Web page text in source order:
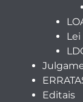
Lei
Editais